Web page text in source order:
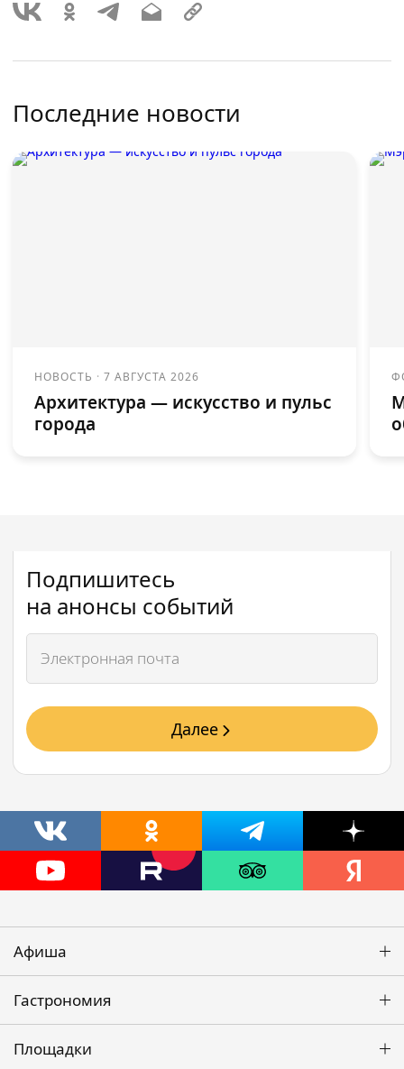
Последние новости
НОВОСТЬ ·7 АВГУСТА 2026
Архитектура — искусство и пульс
города
Подпишитесь
на анонсы событий
Далее
Афиша
Гастрономия
Площадки